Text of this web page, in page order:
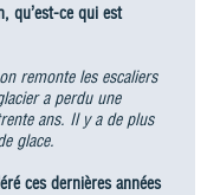
qu’est-ce qui est
remonte les escaliers
a perdu une
ans. Il y a de plus
glace.
ces dernières années